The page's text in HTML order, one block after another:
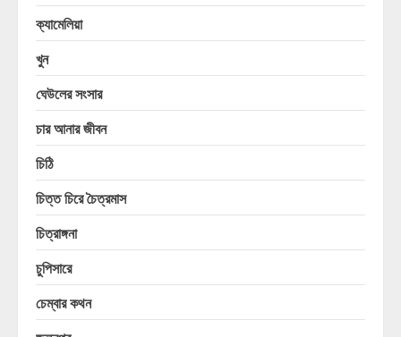
ক্যামেলিয়া
খুন
ঘেউলের সংসার
চার আনার জীবন
চিঠি
চিত্ত চিরে চৈত্রমাস
চিত্রাঙ্গনা
চুপিসারে
চেম্বার কথন